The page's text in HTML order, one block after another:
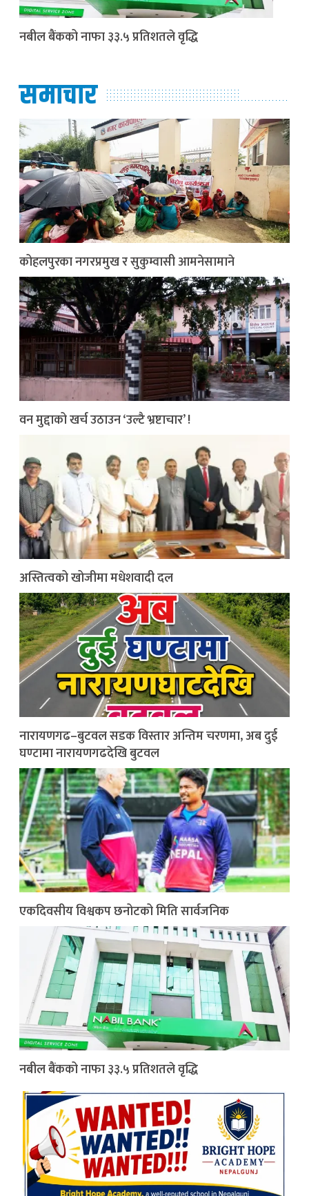
नबील बैंकको नाफा ३३.५ प्रतिशतले वृद्धि
समाचार
कोहलपुरका नगरप्रमुख र सुकुम्वासी आमनेसामाने
वन मुद्दाको खर्च उठाउन ‘उल्टै भ्रष्टाचार’ !
अस्तित्वको खोजीमा मधेशवादी दल
नारायणगढ–बुटवल सडक विस्तार अन्तिम चरणमा, अब दुई
घण्टामा नारायणगढदेखि बुटवल
एकदिवसीय विश्वकप छनोटको मिति सार्वजनिक
नबील बैंकको नाफा ३३.५ प्रतिशतले वृद्धि